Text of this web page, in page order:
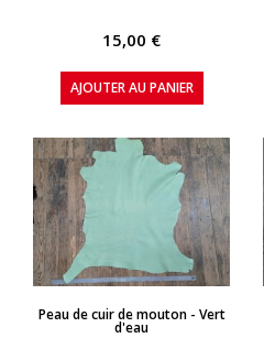
15,00 €
AJOUTER AU PANIER
APERÇU RAPIDE
Peau de cuir de mouton - Vert
d'eau